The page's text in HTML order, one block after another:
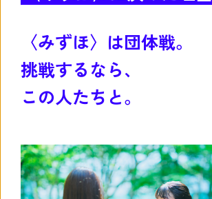
〈みずほ〉は団体戦。
挑戦するなら、
この人たちと。